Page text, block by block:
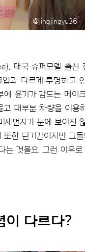
@jingjingyu36
태국 슈퍼모델 출
과 다르게 투명하고
윤기가 감도는 메이
대부분 차량을 이
세먼지가 눈에 보이진
또한 단기간이지만 그
는 것을요. 그런 이유
이 다르다?